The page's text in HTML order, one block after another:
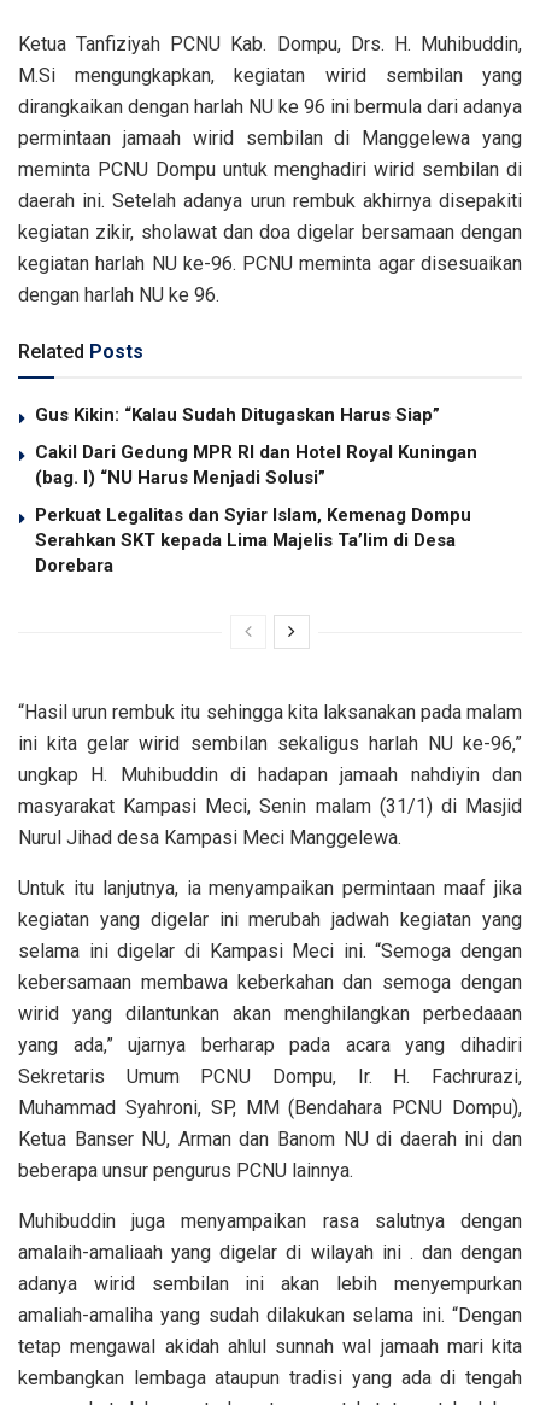
Ketua Tanfiziyah PCNU Kab. Dompu, Drs. H. Muhibuddin,
M.Si mengungkapkan, kegiatan wirid sembilan yang
dirangkaikan dengan harlah NU ke 96 ini bermula dari adanya
permintaan jamaah wirid sembilan di Manggelewa yang
meminta PCNU Dompu untuk menghadiri wirid sembilan di
daerah ini. Setelah adanya urun rembuk akhirnya disepakiti
kegiatan zikir, sholawat dan doa digelar bersamaan dengan
kegiatan harlah NU ke-96. PCNU meminta agar disesuaikan
dengan harlah NU ke 96.
Related Posts
Gus Kikin: “Kalau Sudah Ditugaskan Harus Siap”
Cakil Dari Gedung MPR RI dan Hotel Royal Kuningan
(bag. I) “NU Harus Menjadi Solusi”
Perkuat Legalitas dan Syiar Islam, Kemenag Dompu
Serahkan SKT kepada Lima Majelis Ta’lim di Desa
Dorebara
“Hasil urun rembuk itu sehingga kita laksanakan pada malam
ini kita gelar wirid sembilan sekaligus harlah NU ke-96,”
ungkap H. Muhibuddin di hadapan jamaah nahdiyin dan
masyarakat Kampasi Meci, Senin malam (31/1) di Masjid
Nurul Jihad desa Kampasi Meci Manggelewa.
Untuk itu lanjutnya, ia menyampaikan permintaan maaf jika
kegiatan yang digelar ini merubah jadwah kegiatan yang
selama ini digelar di Kampasi Meci ini. “Semoga dengan
kebersamaan membawa keberkahan dan semoga dengan
wirid yang dilantunkan akan menghilangkan perbedaaan
yang ada,” ujarnya berharap pada acara yang dihadiri
Sekretaris Umum PCNU Dompu, Ir. H. Fachrurazi,
Muhammad Syahroni, SP, MM (Bendahara PCNU Dompu),
Ketua Banser NU, Arman dan Banom NU di daerah ini dan
beberapa unsur pengurus PCNU lainnya.
Muhibuddin juga menyampaikan rasa salutnya dengan
amalaih-amaliaah yang digelar di wilayah ini . dan dengan
adanya wirid sembilan ini akan lebih menyempurkan
amaliah-amaliha yang sudah dilakukan selama ini. “Dengan
tetap mengawal akidah ahlul sunnah wal jamaah mari kita
kembangkan lembaga ataupun tradisi yang ada di tengah